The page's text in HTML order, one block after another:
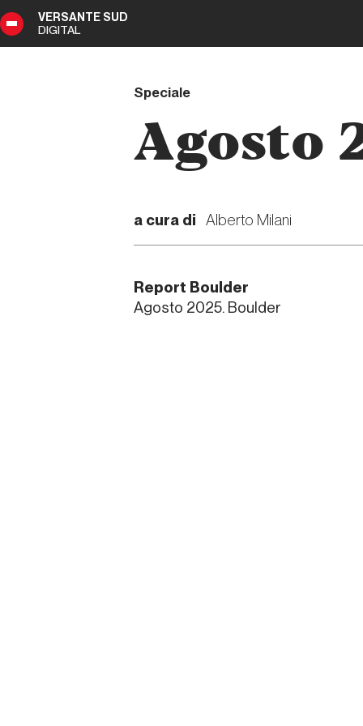
VERSANTE SUD
DIGITAL
Agosto
Speciale
a cura di Alberto Milani
Report Boulder
Agosto 2025. Boulder